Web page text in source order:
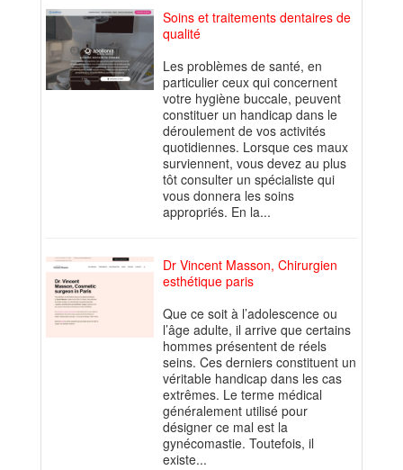
Soins et traitements dentaires de
qualité
Les problèmes de santé, en
particulier ceux qui concernent
votre hygiène buccale, peuvent
constituer un handicap dans le
déroulement de vos activités
quotidiennes. Lorsque ces maux
surviennent, vous devez au plus
tôt consulter un spécialiste qui
vous donnera les soins
appropriés. En la...
Dr Vincent Masson, Chirurgien
esthétique paris
Que ce soit à l’adolescence ou
l’âge adulte, il arrive que certains
hommes présentent de réels
seins. Ces derniers constituent un
véritable handicap dans les cas
extrêmes. Le terme médical
généralement utilisé pour
désigner ce mal est la
gynécomastie. Toutefois, il
existe...